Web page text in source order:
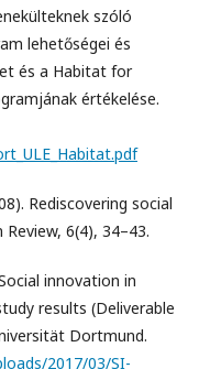
szóló
lehetőségei és
és a Habitat for
értékelése.
Rediscovering social
6(4), 34–43.
innovation in
results (Deliverable
Dortmund.
2017/03/SI-